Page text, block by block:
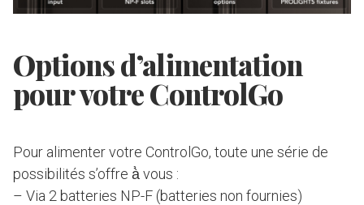
Options d’alimentation
pour votre ControlGo
Pour alimenter votre ControlGo, toute une série de
possibilités s’offre à̀ vous :
– Via 2 batteries NP-F (batteries non fournies)